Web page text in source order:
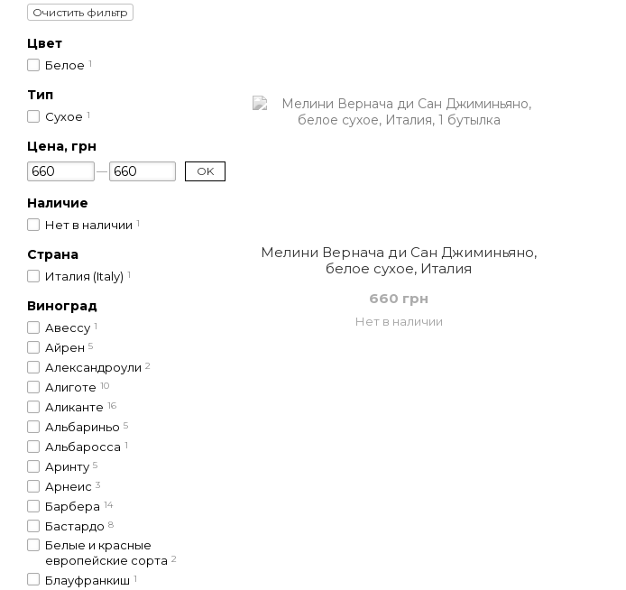
Мелини Вернача ди Сан Джиминьяно,
белое сухое, Италия
660 грн
Нет в наличии
Очистить фильтр
Цвет
Белое 1
Тип
Сухое 1
Цена, грн
OK
Наличие
Нет в наличии 1
Страна
Италия (Italy) 1
Виноград
Авессу 1
Айрен 5
Александроули 2
Алиготе 10
Аликанте 16
Альбариньо 5
Альбаросса 1
Аринту 5
Арнеис 3
Барбера 14
Бастардо 8
Белые и красные
европейские сорта 2
Блауфранкиш 1